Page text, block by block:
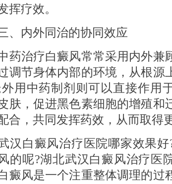
挥疗效。
内外同治的协同效应
治疗白癜风常常采用内外兼
调节身体内部的环境，从根源
用中药制剂则可以直接作用
肤，促进黑色素细胞的增殖和
合，共同发挥药效，从而取得
白癜风治疗医院哪家效果好
的呢?湖北武汉白癜风治疗医
癜风是一个注重整体调理的过